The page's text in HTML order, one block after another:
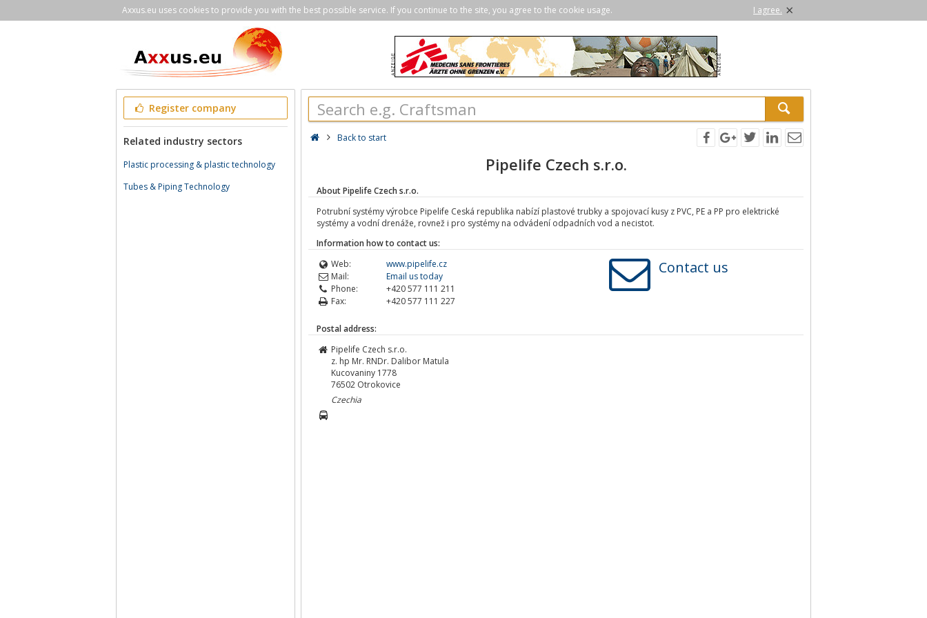
Axxus.eu uses cookies to provide you with the best possible service. If you continue to the site, you agree to the cookie usage. I agree. ×
Register company
Related industry sectors
Plastic processing & plastic technology
Tubes & Piping Technology
Back to start
Pipelife Czech s.r.o.
About Pipelife Czech s.r.o.
Potrubní systémy výrobce Pipelife Ceská republika nabízí plastové trubky a spojovací kusy z PVC, PE a PP pro elektrické
systémy a vodní drenáže, rovnež i pro systémy na odvádení odpadních vod a necistot.
Information how to contact us:
Web:
www.pipelife.cz
Mail:
Email us today
Phone:
+420 577 111 211
Fax:
+420 577 111 227
Contact us
Postal address:
Pipelife Czech s.r.o.
z. hp Mr. RNDr. Dalibor Matula
Kucovaniny 1778
76502 Otrokovice
Czechia